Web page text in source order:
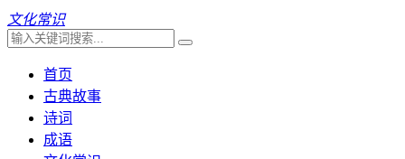
文化常识
首页
古典故事
诗词
成语